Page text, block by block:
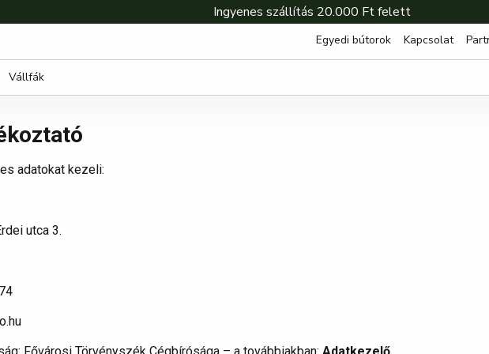
Ingyenes szállítás 20.000 Ft felett
Egyedi bútorok Kapcsolat
Vállfák
adatokat kezeli:
utca 3.